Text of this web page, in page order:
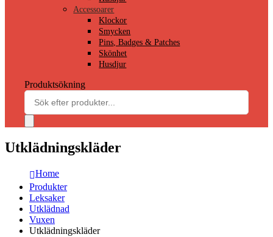
Accessoarer
Klockor
Smycken
Pins, Badges & Patches
Skönhet
Husdjur
Produktsökning
Utklädningskläder
Home
Produkter
Leksaker
Utklädnad
Vuxen
Utklädningskläder